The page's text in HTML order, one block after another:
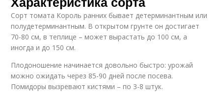
Сорт томата Король ранних бывает детерминантным или
полудетерминантным. В открытом грунте он достигает
70-80 см, в теплице – может вырастать до 100 см, а
иногда и до 150 см.
Плодоношение начинается довольно быстро: урожай
можно ожидать через 85-90 дней после посева.
Помидоры вызревают кистями – по 3-8 штук.